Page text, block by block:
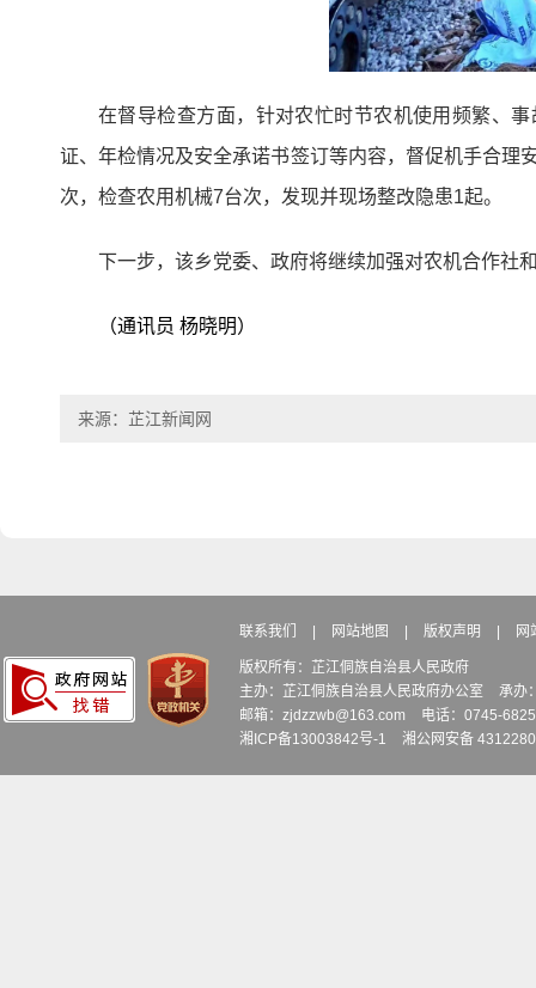
在督导检查方面，针对农忙时节农机使用频繁、
证、年检情况及安全承诺书签订等内容，督促机手合理
次，检查农用机械7台次，发现并现场整改隐患1起。
下一步，该乡党委、政府将继续加强对农机合作社
（通讯员 杨晓明）
来源：芷江新闻网
联系我们 | 网站地图 | 版权声明 | 网
版权所有：芷江侗族自治县人民政府
主办：芷江侗族自治县人民政府办公室
承办
邮箱：zjdzzwb@163.com
电话：0745-
湘ICP备13003842号-1
湘公网安备